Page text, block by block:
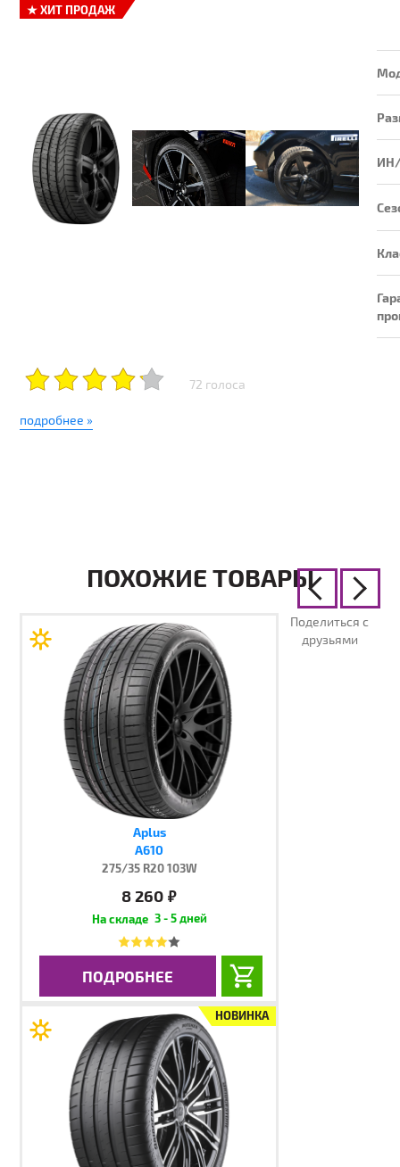
★ХИТ ПРОДАЖ
72 голоса
подробнее »
ПОХОЖИЕ ТОВАРЫ
Aplus
A610
275/35 R20 103W
8 260 руб.
3 - 5 дней
ПОДРОБНЕЕ
НОВИНКА
Поделиться с
друзьями